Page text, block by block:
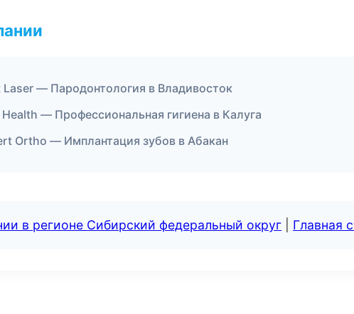
— Пародонтология в Владивосток
— Профессиональная гигиена в Калуга
Ortho — Имплантация зубов в Абакан
в регионе Сибирский федеральный округ Главная